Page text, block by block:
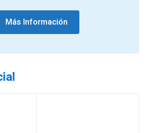
Más Información